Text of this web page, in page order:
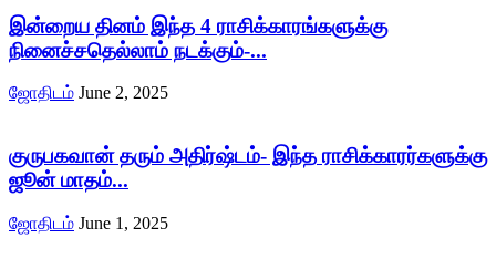
இன்றைய தினம் இந்த 4 ராசிக்காரங்களுக்கு
நினைச்சதெல்லாம் நடக்கும்-...
ஜோதிடம் June 2, 2025
குருபகவான் தரும் அதிர்ஷ்டம்- இந்த ராசிக்காரர்களுக்கு
ஜூன் மாதம்...
ஜோதிடம் June 1, 2025